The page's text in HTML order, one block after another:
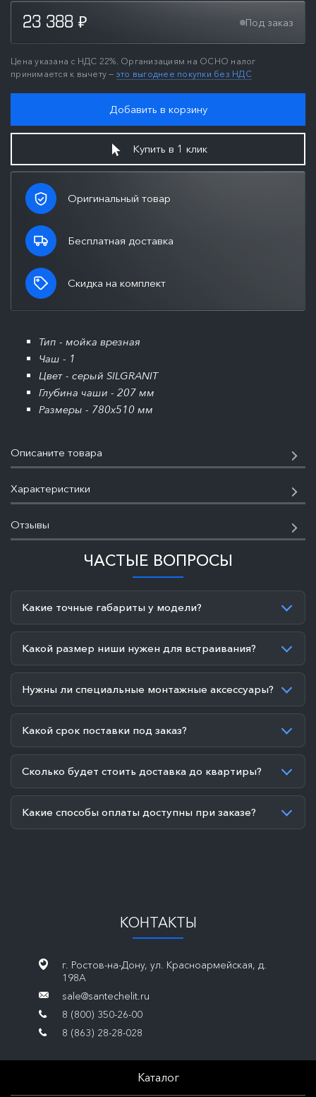
23 388 ₽ Под заказ
Цена указана с НДС 22%. Организациям на ОСНО налог
принимается к вычету — это выгоднее покупки без НДС
Добавить в корзину
Купить в 1 клик
Оригинальный товар
Бесплатная доставка
Скидка на комплект
Тип - мойка врезная
Чаш - 1
Цвет - серый SILGRANIT
Глубина чаши - 207 мм
Размеры - 780x510 мм
Описаните товара
Характеристики
Отзывы
ЧАСТЫЕ ВОПРОСЫ
Какие точные габариты у модели?
Какой размер ниши нужен для встраивания?
Нужны ли специальные монтажные аксессуары?
Какой срок поставки под заказ?
Сколько будет стоить доставка до квартиры?
Какие способы оплаты доступны при заказе?
КОНТАКТЫ
г. Ростов-на-Дону, ул. Красноармейская, д.
198А
sale@santechelit.ru
8 (800) 350-26-00
8 (863) 28-28-028
Каталог